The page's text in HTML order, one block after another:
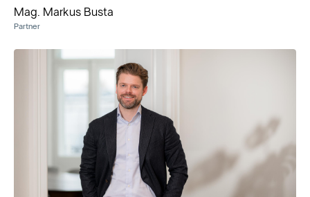
Mag. Markus Busta
Partner